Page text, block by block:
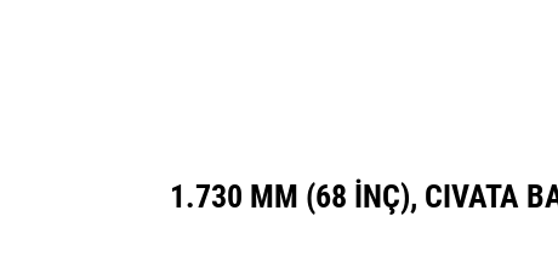
1.730 MM (68 INÇ), CIVATA